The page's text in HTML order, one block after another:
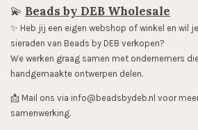
💫 Beads by DEB Wholesale
✨️ Heb jij een eigen webshop of winkel en wil
sieraden van Beads by DEB verkopen?
We werken graag samen met ondernemers
handgemaakte ontwerpen delen.
📩 Mail ons via info@beadsbydeb.nl voor
samenwerking.